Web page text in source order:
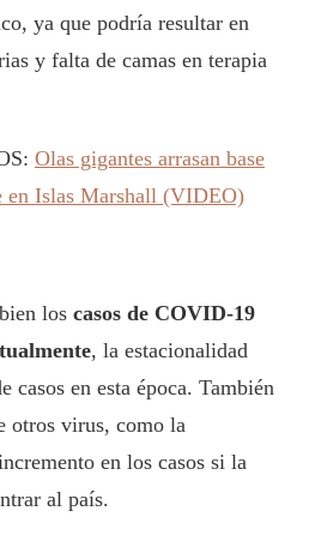
ya que podría resultar en
y falta de camas en terapia
Olas gigantes arrasan base
en Islas Marshall (VIDEO)
los casos de COVID-19
, la estacionalidad
casos en esta época. También
otros virus, como la
en los casos si la
al país.